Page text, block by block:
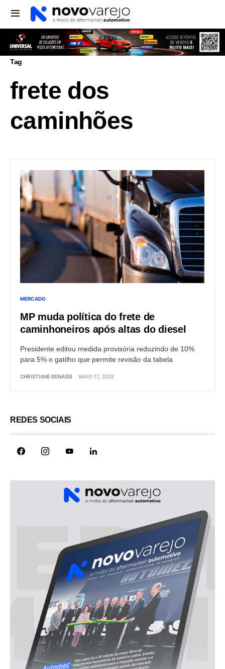
Tag
frete dos
caminhões
MERCADO
MP muda política do frete de
caminhoneiros após altas do diesel
Presidente editou medida provisória reduzindo de 10%
para 5% o gatilho que permite revisão da tabela
CHRISTIANE BENASSI MAIO 17, 2022
REDES SOCIAIS